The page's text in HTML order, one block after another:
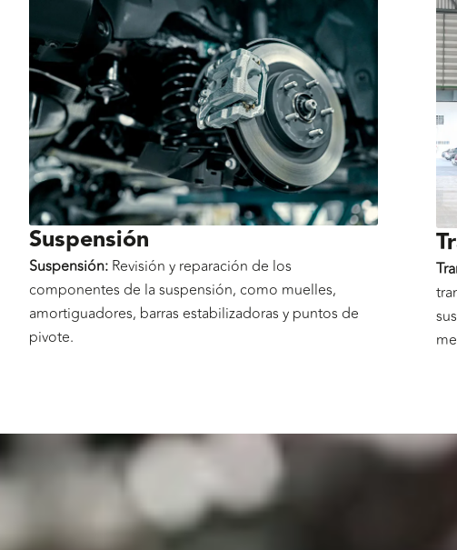
Suspensión
Suspensión: Revisión y reparación de los
componentes de la suspensión, como muelles,
amortiguadores, barras estabilizadoras y puntos de
pivote.